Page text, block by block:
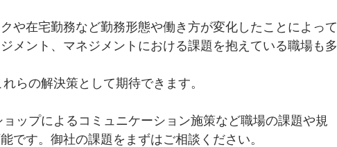
や在宅勤務など勤務形態や働き方が変化したことによって
メント、マネジメントにおける課題を抱えている職場も多
らの解決策として期待できます。
ップによるコミュニケーション施策など職場の課題や規
です。御社の課題をまずはご相談ください。